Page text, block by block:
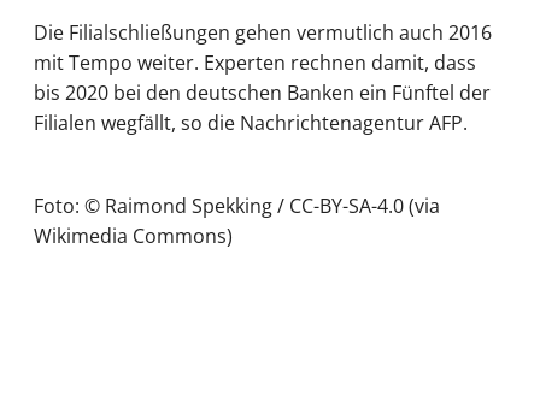
Die Filialschließungen gehen vermutlich auch 2016
mit Tempo weiter. Experten rechnen damit, dass
bis 2020 bei den deutschen Banken ein Fünftel der
Filialen wegfällt, so die Nachrichtenagentur AFP.
Foto: © Raimond Spekking / CC-BY-SA-4.0 (via
Wikimedia Commons)